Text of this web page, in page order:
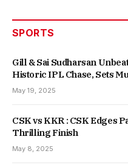
SPORTS
Gill & Sai Sudharsan
Historic IPL Chase, Sets
Records
May 19, 2025
CSK vs KKR : CSK Edges
Thrilling Finish
May 8, 2025